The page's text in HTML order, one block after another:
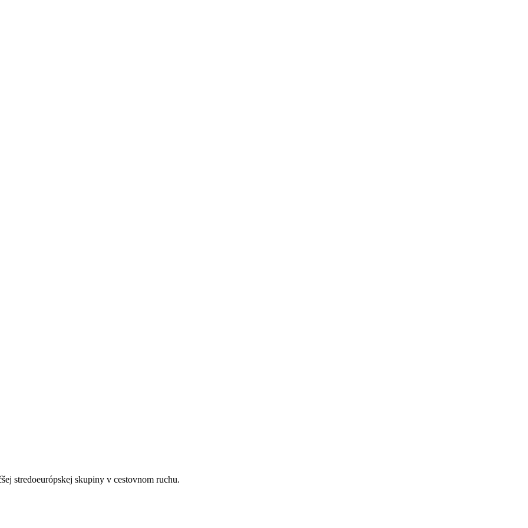
(s otváracou dobou od januára do decembra). Tu sú k dispozícii lehátka (zdarma). Bar pri bazéne ponúka hosťom osviežujúce
vybraných reštauráciách. K dispozícii sú aj detské menu. Káva a čaj a koktaily v určitých hodinách. Nealkoholické nápoje (10:00 - 00:00
pečivo (07:30 - 10:30 hod.), národné alkoholické nápoje (10:00 hod.) (07:30 - 10:30 hod.), rýchle občerstvenie (10:00 - 00:00 hod.),
24 hod. servis, zadarmo minibar na izbe (limitovaný) a zadarmo využitie trezoru (na kauciu). Skoršie prihlásenie a neskoršie odhlásenie je
biliard (prípadne za poplatok), šípky (prípadne za poplatok), plážový volejbal, fitness, joga a volejbal. Na pláži sú ponúkané vodné športy
Niektoré služby sú závislé od ročného obdobia a od miestnych klimatických podmienok. Jazyky: angličtina, ruština, arabčina a čínština.
a Visa.
vybaveniu viliek patrí manželská posteľ, klimatizácia, kúpeľňa s vaňou alebo sprchou, TV, klimatizácia, balkón alebo terasa so
stredoeurópskej skupiny v cestovnom ruchu.